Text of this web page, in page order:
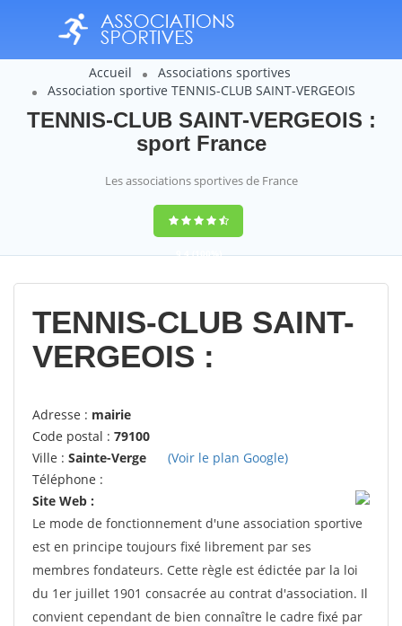
Accueil
Associations sportives
Association sportive TENNIS-CLUB SAINT-VERGEOIS
TENNIS-CLUB SAINT-VERGEOIS :
sport France
Les associations sportives de France
9,4(100%)
14358votes
TENNIS-CLUB SAINT-
VERGEOIS :
Adresse : mairie
Code postal : 79100
Ville : Sainte-Verge
(Voir le plan Google)
Téléphone :
Site Web :
Le mode de fonctionnement d'une association sportive
est en principe toujours fixé librement par ses
membres fondateurs. Cette règle est édictée par la loi
du 1er juillet 1901 consacrée au contrat d'association. Il
convient cependant de bien connaître le cadre fixé par